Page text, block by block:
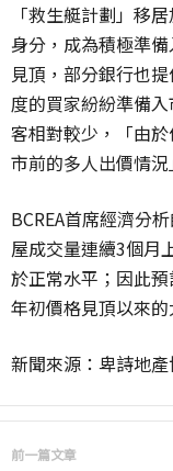
「救生艇計劃」移
身分，成為積極準
見頂，部分銀行也
度的買家紛紛準備
客相對較少，「由
市前的多人出價情況
BCREA首席經濟分
屋成交量連續3個月
於正常水平；因此
年初價格見頂以來的
新聞來源：卑詩地產
前一篇文章